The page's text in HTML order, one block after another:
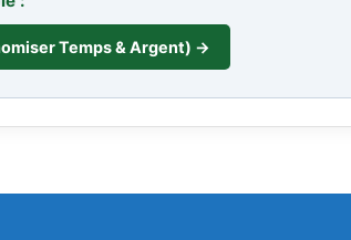
Temps & Argent) →